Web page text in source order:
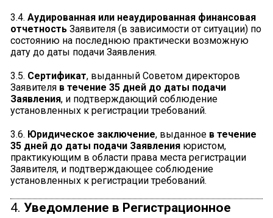
3.4. Аудированная или неаудированная финансовая
отчетностьЗаявителя (в зависимости от ситуации) по
состоянию на последнюю практически возможную
дату до даты подачи Заявления.
3.5. Сертификат, выданный Советом директоров
Заявителя в течение 35 дней до даты подачи
Заявления, и подтверждающий соблюдение
установленных к регистрации требований.
3.6. Юридическое заключение, выданное в течение
35 дней до даты подачи Заявленияюристом,
практикующим в области права места регистрации
Заявителя, и подтверждающее соблюдение
установленных к регистрации требований.
4. Уведомление в Регистрационное